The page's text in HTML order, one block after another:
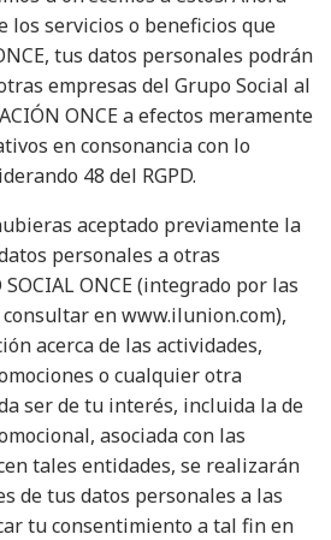
los servicios o beneficios que
tus datos personales podrán
empresas del Grupo Social al
ONCE a efectos meramente
en consonancia con lo
48 del RGPD.
aceptado previamente la
personales a otras
ONCE (integrado por las
en www.ilunion.com),
acerca de las actividades,
o cualquier otra
ser de tu interés, incluida la de
asociada con las
tales entidades, se realizarán
de tus datos personales a las
tu consentimiento a tal fin en